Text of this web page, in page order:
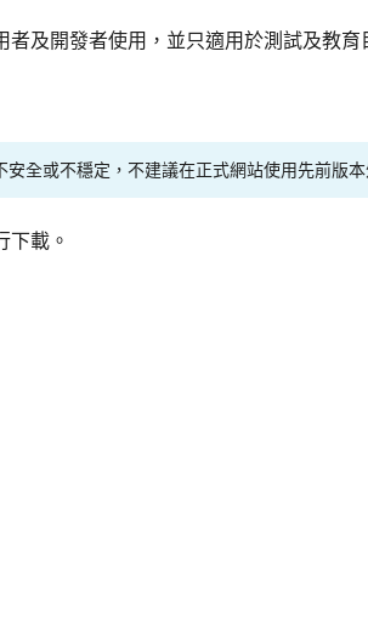
者及開發者使用，並只適用於測試及教育
全或不穩定，不建議在正式網站使用先前版本
下載。